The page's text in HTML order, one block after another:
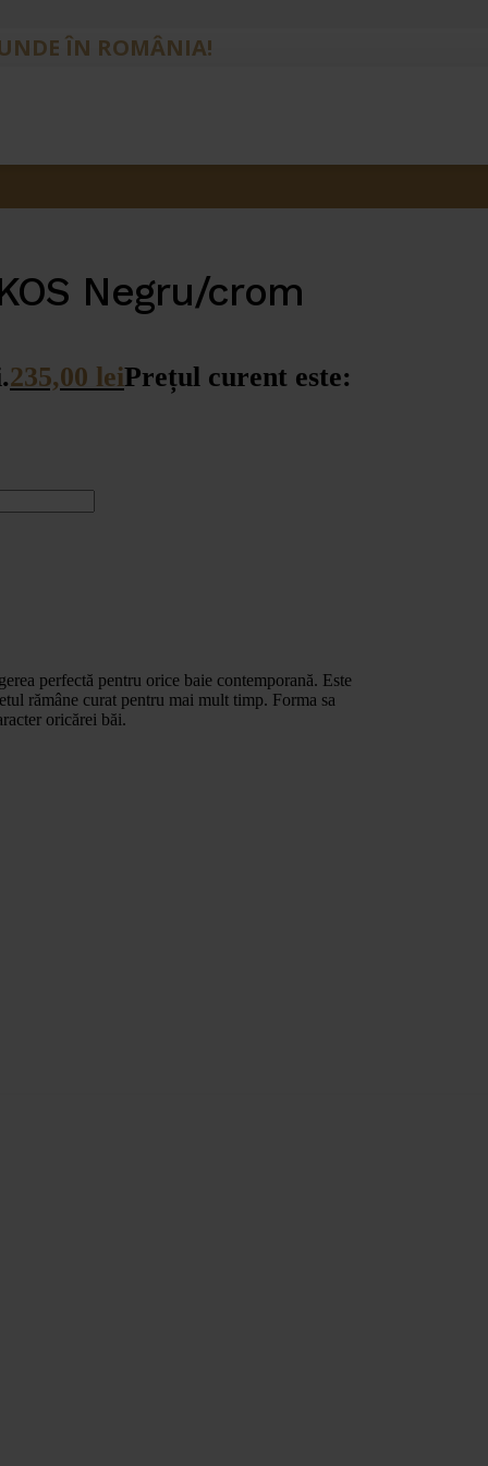
ÎN ROMÂNIA!
Negru/crom
235,00 leiPrețul curent este:
perfectă pentru orice baie contemporană. Este
rămâne curat pentru mai mult timp. Forma sa
oricărei băi.